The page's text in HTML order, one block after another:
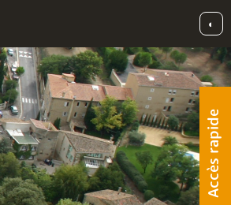
◐
Accès rapide